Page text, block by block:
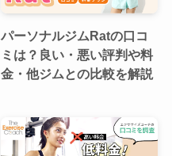
パーソナルジムRatの口コ
ミは？良い・悪い評判や料
金・他ジムとの比較を解説